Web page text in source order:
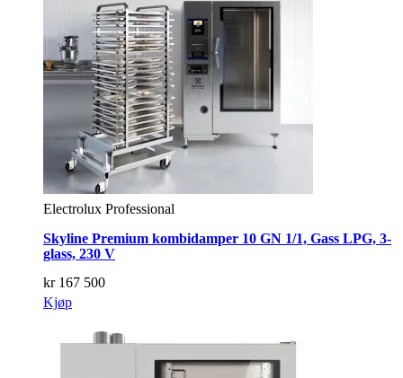
Electrolux Professional
Skyline Premium kombidamper 10 GN 1/1, Gass LPG, 3-
glass, 230 V
kr167 500
Kjøp